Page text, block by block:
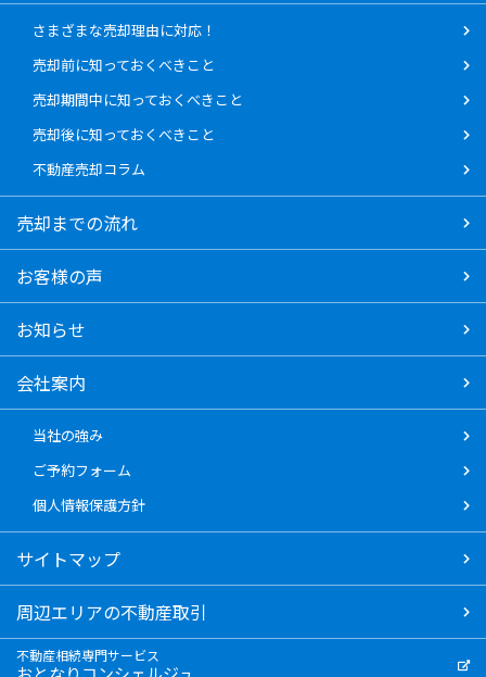
さまざまな売却理由に対応！
売却前に知っておくべきこと
売却期間中に知っておくべきこと
売却後に知っておくべきこと
不動産売却コラム
売却までの流れ
お客様の声
お知らせ
会社案内
当社の強み
ご予約フォーム
個人情報保護方針
サイトマップ
周辺エリアの不動産取引
不動産相続専門サービス